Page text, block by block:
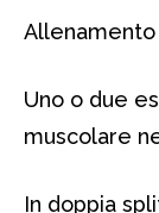
Allenamento
Uno o due
muscolare
In doppia